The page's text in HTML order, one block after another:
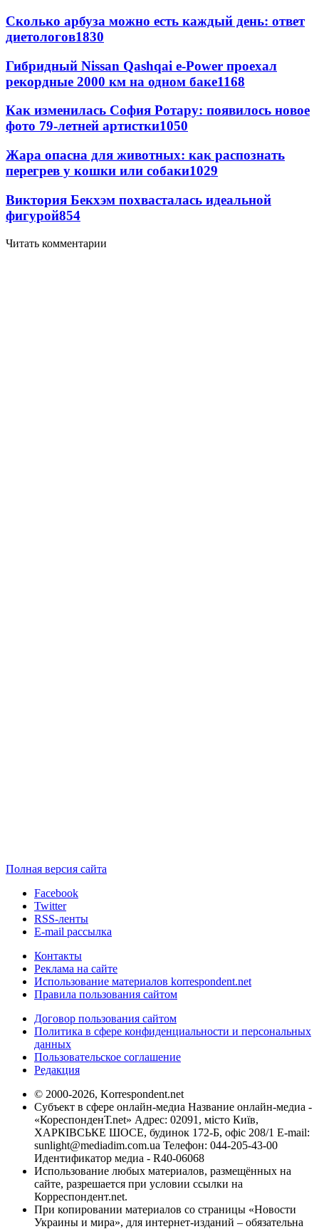
Сколько арбуза можно есть каждый день: ответ
диетологов1830
Гибридный Nissan Qashqai e-Power проехал
рекордные 2000 км на одном баке1168
Как изменилась София Ротару: появилось новое
фото 79-летней артистки1050
Жара опасна для животных: как распознать
перегрев у кошки или собаки1029
Виктория Бекхэм похвасталась идеальной
фигурой854
Читать комментарии
Полная версия сайта
Facebook
Twitter
RSS-ленты
E-mail рассылка
Контакты
Реклама на сайте
Использование материалов korrespondent.net
Правила пользования сайтом
Договор пользования сайтом
Политика в сфере конфиденциальности и персональных
данных
Пользовательское соглашение
Редакция
© 2000-2026, Korrespondent.net
Субъект в сфере онлайн-медиа Название онлайн-медиа -
«КореспонденТ.net» Адрес: 02091, місто Київ,
ХАРКІВСЬКЕ ШОСЕ, будинок 172-Б, офіс 208/1 E-mail:
sunlight@mediadim.com.ua Телефон: 044-205-43-00
Идентификатор медиа - R40-06068
Использование любых материалов, размещённых на
сайте, разрешается при условии ссылки на
Корреспондент.net.
При копировании материалов со страницы «Новости
Украины и мира», для интернет-изданий – обязательна